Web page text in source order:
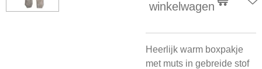
winkelwagen
Heerlijk warm boxpakje
met muts in gebreide stof